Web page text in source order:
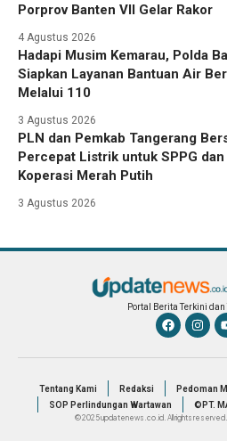
Porprov Banten VII Gelar Rakor
4 Agustus 2026
Hadapi Musim Kemarau, Polda
Siapkan Layanan Bantuan Air
Melalui 110
3 Agustus 2026
PLN dan Pemkab Tangerang
Percepat Listrik untuk SPPG dan
Koperasi Merah Putih
3 Agustus 2026
Portal Berita Terkini dan
Tentang Kami Redaksi Pedoman
SOP Perlindungan Wartawan
©PT.
© 2025 updatenews.co.id. All rights